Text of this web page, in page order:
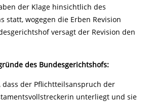
der Klage hinsichtlich des
statt, wogegen die Erben Revision
versagt der Revision den
des Bundesgerichtshofs:
dass der Pflichtteilsanspruch der
unterliegt und sie